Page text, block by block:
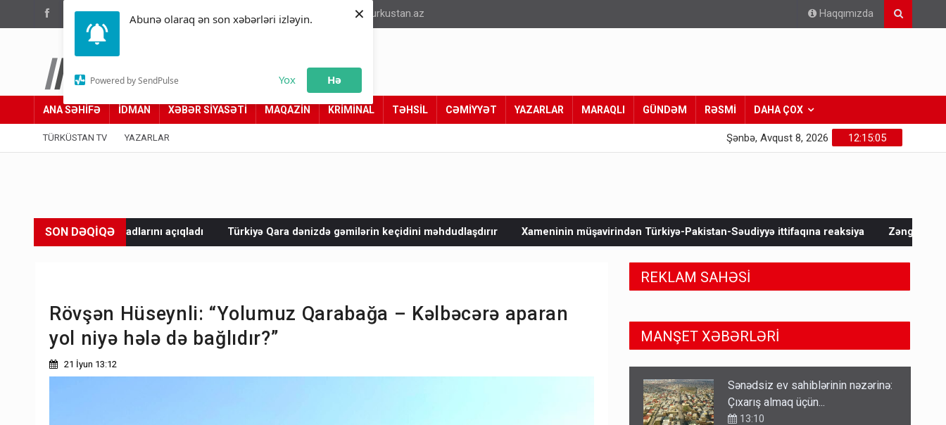
Abunə olaraq ən son xəbərləri izləyin.
Powered by SendPulse Yox Hə
×
(012) 449 94 05 info@turkustan.az Haqqımızda
Türküstan.az
Adımız yolumuzdur
ANA SƏHİFƏ İDMAN XƏBƏR SİYASƏTİ MAQAZİN KRİMİNAL TƏHSİL CƏMİYYƏT YAZARLAR MARAQLI GÜNDƏM RƏSMİ DAHA ÇOX
TÜRKÜSTAN TV YAZARLAR 12:15:06
Şənbə, Avqust 8, 2026
SON DƏQİQƏ
adlarını açıqladı Türkiyə Qara dənizdə gəmilərin keçidini məhdudlaşdırır Xameninin müşavirindən Türkiyə-Pakistan-Səudiyyə ittifaqına reaksiya Zəngəzur dəhlizi ilə bağlı
Rövşən Hüseynli: “Yolumuz Qarabağa – Kəlbəcərə aparan
yol niyə hələ də bağlıdır?”
21 İyun 13:12
REKLAM SAHƏSİ
MANŞET XƏBƏRLƏRİ
Keçmiş nazirin mənsub olduğu
nəslin 6 min yaşı var?
12:56